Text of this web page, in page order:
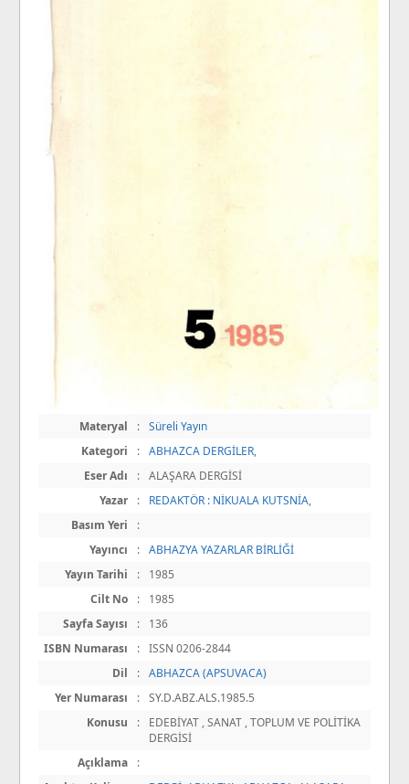
Materyal : Süreli Yayın
Kategori
: ABHAZCA DERGİLER,
Eser Adı
: ALAŞARA DERGİSİ
Yazar
: REDAKTÖR : NİKUALA KUTSNİA,
Basım Yeri
:
Yayıncı
: ABHAZYA YAZARLAR BİRLİĞİ
Yayın Tarihi
:
1985
Cilt No
:
1985
Sayfa Sayısı
:
136
ISBN Numarası
: ISSN 0206-2844
Dil
: ABHAZCA (APSUVACA)
Yer Numarası
: SY.D.ABZ.ALS.1985.5
Konusu
:
EDEBİYAT , SANAT , TOPLUM VE POLİTİKA
DERGİSİ
Açıklama
: